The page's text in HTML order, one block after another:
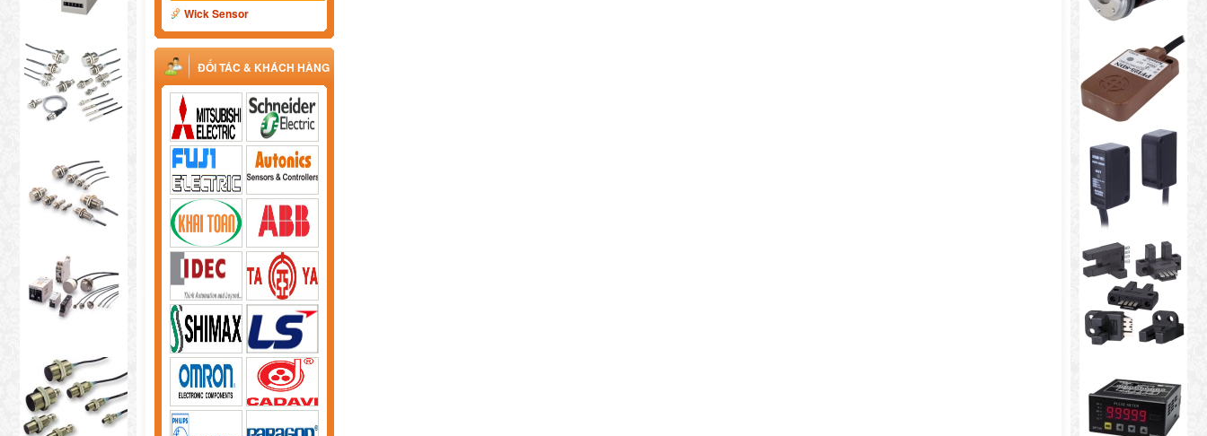
Wick Sensor
ĐỐI TÁC & KHÁCH HÀNG